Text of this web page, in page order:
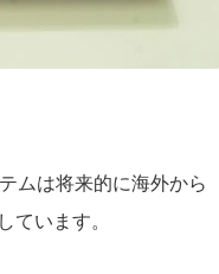
ムは将来的に海外から
ています。